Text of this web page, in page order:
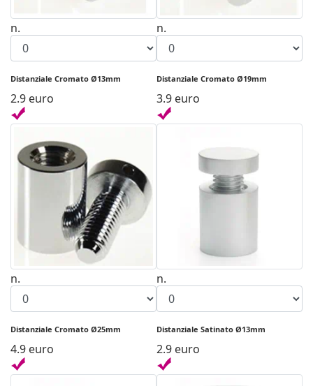
n.
Distanziale Cromato Ø13mm
2.9 euro
n.
Distanziale Cromato Ø19mm
3.9 euro
n.
Distanziale Cromato Ø25mm
4.9 euro
n.
Distanziale Satinato Ø13mm
2.9 euro